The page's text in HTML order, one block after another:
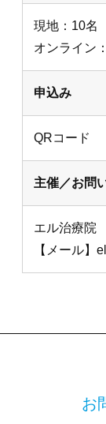
現地：10名
オンライン
申込み
QRコード
主催／お問
エル治療院
【メール】
お